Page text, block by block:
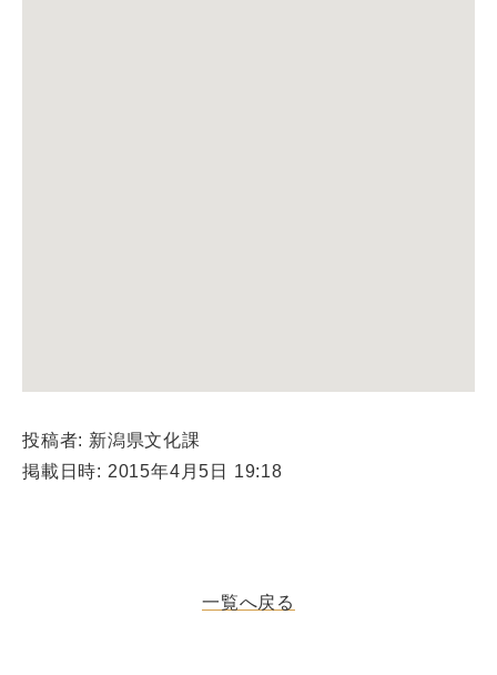
投稿者: 新潟県文化課
掲載日時: 2015年4月5日 19:18
一覧へ戻る